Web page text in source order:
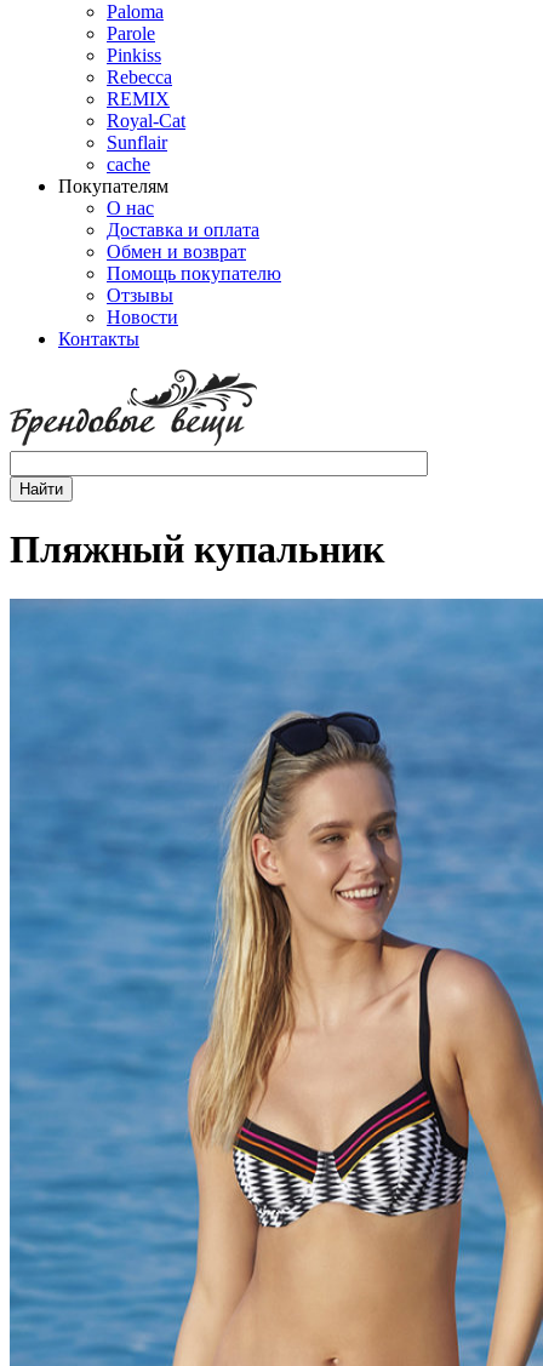
Paloma
Parole
Pinkiss
Rebecca
REMIX
Royal-Cat
Sunflair
cache
Покупателям
О нас
Доставка и оплата
Обмен и возврат
Помощь покупателю
Отзывы
Новости
Контакты
Пляжный купальник